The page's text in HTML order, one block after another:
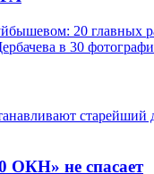
20 главных
в 30
старейший
ОКН» не спасает